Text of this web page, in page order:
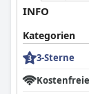
INFO
Kategorien
3-Sterne